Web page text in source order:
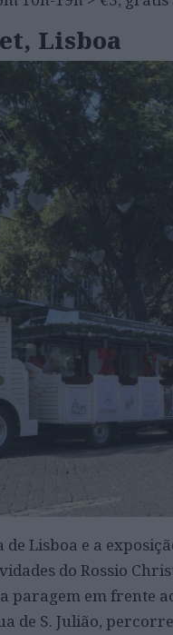
Lisboa
Lisboa e a
do Rossio
paragem em frente
de S. Julião,